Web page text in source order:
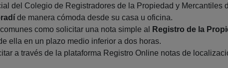
del Colegio de Registradores de la Propiedad y Mercantiles
de manera cómoda desde su casa u oficina.
como solicitar una nota simple al
Registro de la
ella en un plazo medio inferior a dos horas.
a través de la plataforma Registro Online notas de